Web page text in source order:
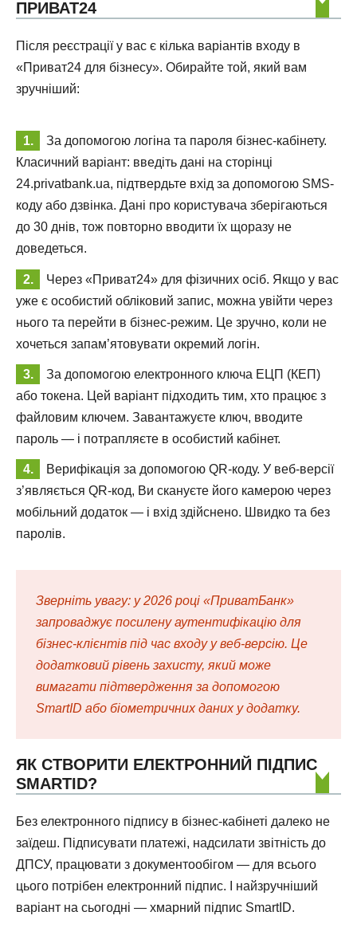
ПРИВАТ24
Після реєстрації у вас є кілька варіантів входу в
«Приват24 для бізнесу». Обирайте той, який вам
зручніший:
За допомогою логіна та пароля бізнес-кабінету.
Класичний варіант: введіть дані на сторінці
24.privatbank.ua, підтвердьте вхід за допомогою SMS-
коду або дзвінка. Дані про користувача зберігаються
до 30 днів, тож повторно вводити їх щоразу не
доведеться.
Через «Приват24» для фізичних осіб. Якщо у вас
уже є особистий обліковий запис, можна увійти через
нього та перейти в бізнес-режим. Це зручно, коли не
хочеться запам’ятовувати окремий логін.
За допомогою електронного ключа ЕЦП (КЕП)
або токена. Цей варіант підходить тим, хто працює з
файловим ключем. Завантажуєте ключ, вводите
пароль — і потрапляєте в особистий кабінет.
Верифікація за допомогою QR-коду. У веб-версії
з’являється QR-код, Ви скануєте його камерою через
мобільний додаток — і вхід здійснено. Швидко та без
паролів.
Зверніть увагу: у 2026 році «ПриватБанк»
запроваджує посилену аутентифікацію для
бізнес-клієнтів під час входу у веб-версію. Це
додатковий рівень захисту, який може
вимагати підтвердження за допомогою
SmartID або біометричних даних у додатку.
ЯК СТВОРИТИ ЕЛЕКТРОННИЙ ПІДПИС
SMARTID?
Без електронного підпису в бізнес-кабінеті далеко не
заїдеш. Підписувати платежі, надсилати звітність до
ДПСУ, працювати з документообігом — для всього
цього потрібен електронний підпис. І найзручніший
варіант на сьогодні — хмарний підпис SmartID.